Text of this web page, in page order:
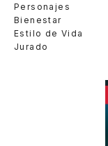
Personajes
Bienestar
Estilo de Vida
Jurado